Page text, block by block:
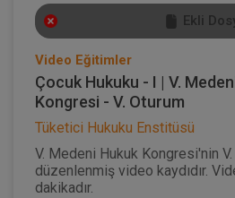
Ekli
Video Eğitimler
Çocuk Hukuku - I | V.
Kongresi - V. Oturum
Tüketici Hukuku Enstitüsü
V. Medeni Hukuk Kongresi'nin
düzenlenmiş video kaydıdır.
dakikadır.